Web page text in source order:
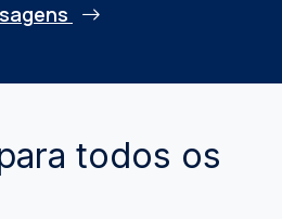
todos os